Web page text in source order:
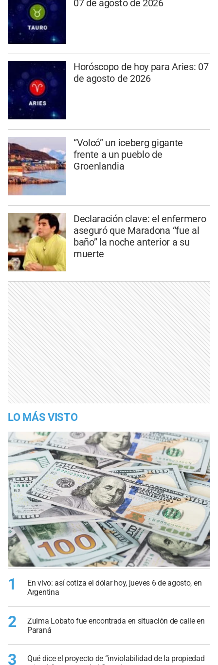
07 de agosto de 2026
Horóscopo de hoy para Aries: 07
de agosto de 2026
“Volcó” un iceberg gigante
frente a un pueblo de
Groenlandia
Declaración clave: el enfermero
aseguró que Maradona “fue al
baño” la noche anterior a su
muerte
LO MÁS VISTO
1
En vivo: así cotiza el dólar hoy, jueves 6 de agosto, en
Argentina
2
Zulma Lobato fue encontrada en situación de calle en
Paraná
3
Qué dice el proyecto de “inviolabilidad de la propiedad